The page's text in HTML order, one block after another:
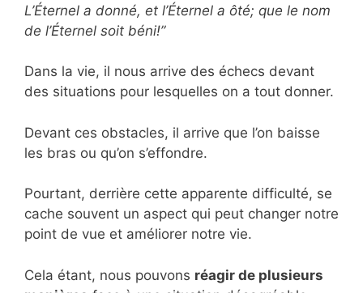
L’Éternel a donné, et l’Éternel a ôté; que le nom
de l’Éternel soit béni!”
Dans la vie, il nous arrive des échecs devant
des situations pour lesquelles on a tout donner.
Devant ces obstacles, il arrive que l’on baisse
les bras ou qu’on s’effondre.
Pourtant, derrière cette apparente difficulté, se
cache souvent un aspect qui peut changer notre
point de vue et améliorer notre vie.
Cela étant, nous pouvons réagir de plusieurs